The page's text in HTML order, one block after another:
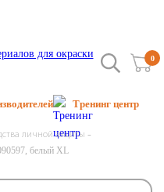
0
Тренинг центр
личной защиты
белый ХL